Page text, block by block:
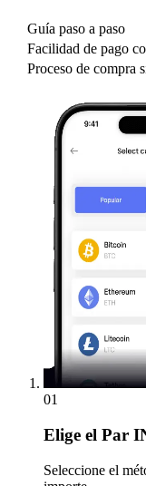
Guía paso a paso
Facilidad de pago
Proceso de compra
01
Elige el Par
Seleccione el